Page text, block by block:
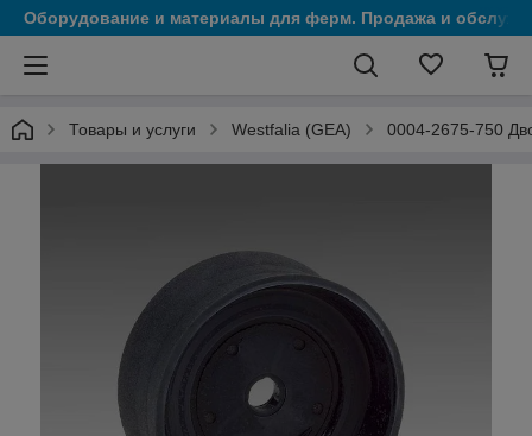
Оборудование и материалы для ферм. Продажа и
Товары и услуги Westfalia (GEA) 0004-2675-750